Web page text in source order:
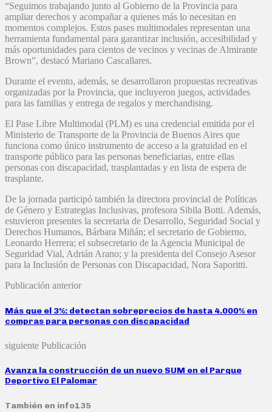
“Seguimos trabajando junto al Gobierno de la Provincia para
ampliar derechos y acompañar a quienes más lo necesitan en
momentos complejos. Estos pases multimodales representan una
herramienta fundamental para garantizar inclusión, accesibilidad y
más oportunidades para cientos de vecinos y vecinas de Almirante
Brown”, destacó Mariano Cascallares.
Durante el evento, además, se desarrollaron propuestas recreativas
organizadas por la Provincia, que incluyeron juegos, actividades
para las familias y entrega de regalos y merchandising.
El Pase Libre Multimodal (PLM) es una credencial emitida por el
Ministerio de Transporte de la Provincia de Buenos Aires que
funciona como único instrumento de acceso a la gratuidad en el
transporte público para las personas beneficiarias, entre ellas
personas con discapacidad, trasplantadas y en lista de espera de
trasplante.
De la jornada participó también la directora provincial de Políticas
de Género y Estrategias Inclusivas, profesora Sibila Botti. Además,
estuvieron presentes la secretaria de Desarrollo, Seguridad Social y
Derechos Humanos, Bárbara Miñán; el secretario de Gobierno,
Leonardo Herrera; el subsecretario de la Agencia Municipal de
Seguridad Vial, Adrián Arano; y la presidenta del Consejo Asesor
para la Inclusión de Personas con Discapacidad, Nora Saporitti.
Publicación anterior
Más que el 3%: detectan sobreprecios de hasta 4.000% en
compras para personas con discapacidad
siguiente Publicación
Avanza la construcción de un nuevo SUM en el Parque
Deportivo El Palomar
También en info135